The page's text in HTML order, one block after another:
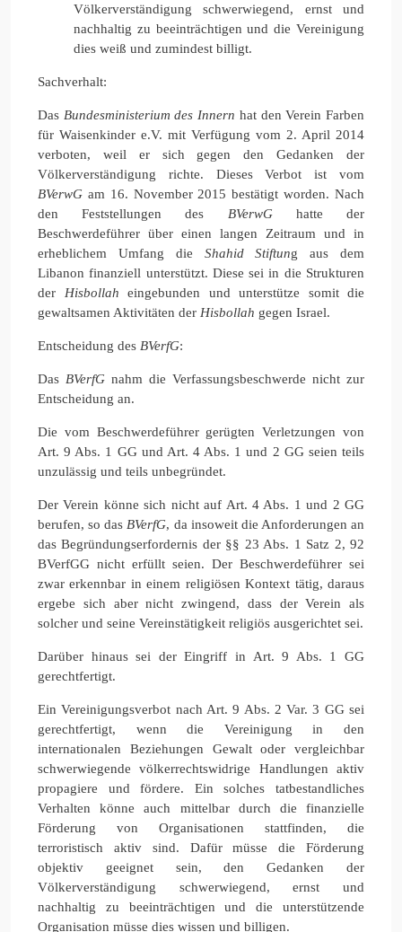
Völkerverständigung schwerwiegend, ernst und
nachhaltig zu beeinträchtigen und die Vereinigung
dies weiß und zumindest billigt.
Sachverhalt:
Das Bundesministerium des Innern hat den Verein Farben
für Waisenkinder e.V. mit Verfügung vom 2. April 2014
verboten, weil er sich gegen den Gedanken der
Völkerverständigung richte. Dieses Verbot ist vom
BVerwG am 16. November 2015 bestätigt worden. Nach
den Feststellungen des BVerwG hatte der
Beschwerdeführer über einen langen Zeitraum und in
erheblichem Umfang die Shahid Stiftung aus dem
Libanon finanziell unterstützt. Diese sei in die Strukturen
der Hisbollah eingebunden und unterstütze somit die
gewaltsamen Aktivitäten der Hisbollah gegen Israel.
Entscheidung des BVerfG:
Das BVerfG nahm die Verfassungsbeschwerde nicht zur
Entscheidung an.
Die vom Beschwerdeführer gerügten Verletzungen von
Art. 9 Abs. 1 GG und Art. 4 Abs. 1 und 2 GG seien teils
unzulässig und teils unbegründet.
Der Verein könne sich nicht auf Art. 4 Abs. 1 und 2 GG
berufen, so das BVerfG, da insoweit die Anforderungen an
das Begründungserfordernis der §§ 23 Abs. 1 Satz 2, 92
BVerfGG nicht erfüllt seien. Der Beschwerdeführer sei
zwar erkennbar in einem religiösen Kontext tätig, daraus
ergebe sich aber nicht zwingend, dass der Verein als
solcher und seine Vereinstätigkeit religiös ausgerichtet sei.
Darüber hinaus sei der Eingriff in Art. 9 Abs. 1 GG
gerechtfertigt.
Ein Vereinigungsverbot nach Art. 9 Abs. 2 Var. 3 GG sei
gerechtfertigt, wenn die Vereinigung in den
internationalen Beziehungen Gewalt oder vergleichbar
schwerwiegende völkerrechtswidrige Handlungen aktiv
propagiere und fördere. Ein solches tatbestandliches
Verhalten könne auch mittelbar durch die finanzielle
Förderung von Organisationen stattfinden, die
terroristisch aktiv sind. Dafür müsse die Förderung
objektiv geeignet sein, den Gedanken der
Völkerverständigung schwerwiegend, ernst und
nachhaltig zu beeinträchtigen und die unterstützende
Organisation müsse dies wissen und billigen.